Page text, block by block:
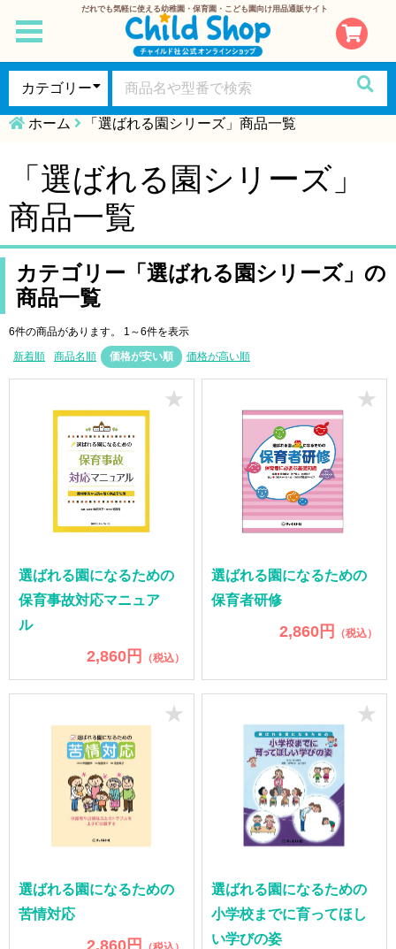
だれでも気軽に使える幼稚園・保育園・こども園向け用品通販サイト
toggle
navigation
ホーム 「選ばれる園シリーズ」商品一覧
「選ばれる園シリーズ」
商品一覧
カテゴリー「選ばれる園シリーズ」の
商品一覧
6件の商品があります。 1～6件を表示
新着順
商品名順 価格が安い順 価格が高い順
選ばれる園になるための
保育事故対応マニュア
ル
2,860円 （税込）
★
選ばれる園になるための
保育者研修
2,860円 （税込）
★
選ばれる園になるための
苦情対応
★
選ばれる園になるための
小学校までに育ってほし
い学びの姿
★